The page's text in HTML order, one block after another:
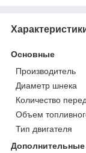
Основные
Производитель
Диаметр шнека
Количество
Объем
Тип двигателя
Дополнительные